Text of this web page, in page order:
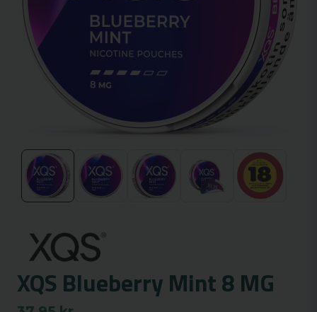
XQS Blueberry Mint 8 MG